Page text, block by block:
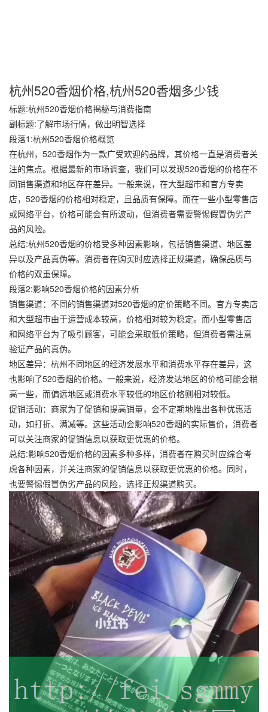
杭州520香烟价格,杭州520香烟多少钱
标题:杭州520香烟价格揭秘与消费指南
副标题:了解市场行情，做出明智选择
段落1:杭州520香烟价格概览
在杭州，520香烟作为一款广受欢迎的品牌，其价格一直是消费者关
注的焦点。根据最新的市场调查，我们可以发现520香烟的价格在不
同销售渠道和地区存在差异。一般来说，在大型超市和官方专卖
店，520香烟的价格相对稳定，且品质有保障。而在一些小型零售店
或网络平台，价格可能会有所波动，但消费者需要警惕假冒伪劣产
品的风险。
总结:杭州520香烟的价格受多种因素影响，包括销售渠道、地区差
异以及产品真伪等。消费者在购买时应选择正规渠道，确保品质与
价格的双重保障。
段落2:影响520香烟价格的因素分析
销售渠道：不同的销售渠道对520香烟的定价策略不同。官方专卖店
和大型超市由于运营成本较高，价格相对较为稳定。而小型零售店
和网络平台为了吸引顾客，可能会采取低价策略，但消费者需注意
验证产品的真伪。
地区差异：杭州不同地区的经济发展水平和消费水平存在差异，这
也影响了520香烟的价格。一般来说，经济发达地区的价格可能会稍
高一些，而偏远地区或消费水平较低的地区价格则相对较低。
促销活动：商家为了促销和提高销量，会不定期地推出各种优惠活
动，如打折、满减等。这些活动会影响520香烟的实际售价，消费者
可以关注商家的促销信息以获取更优惠的价格。
总结:影响520香烟价格的因素多种多样，消费者在购买时应综合考
虑各种因素，并关注商家的促销信息以获取更优惠的价格。同时，
也要警惕假冒伪劣产品的风险，选择正规渠道购买。